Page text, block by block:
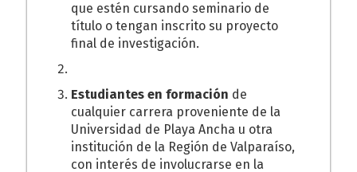
que estén cursando seminario de
título o tengan inscrito su proyecto
final de investigación.
Estudiantes en formación de
cualquier carrera proveniente de la
Universidad de Playa Ancha u otra
institución de la Región de Valparaíso,
con interés de involucrarse en la